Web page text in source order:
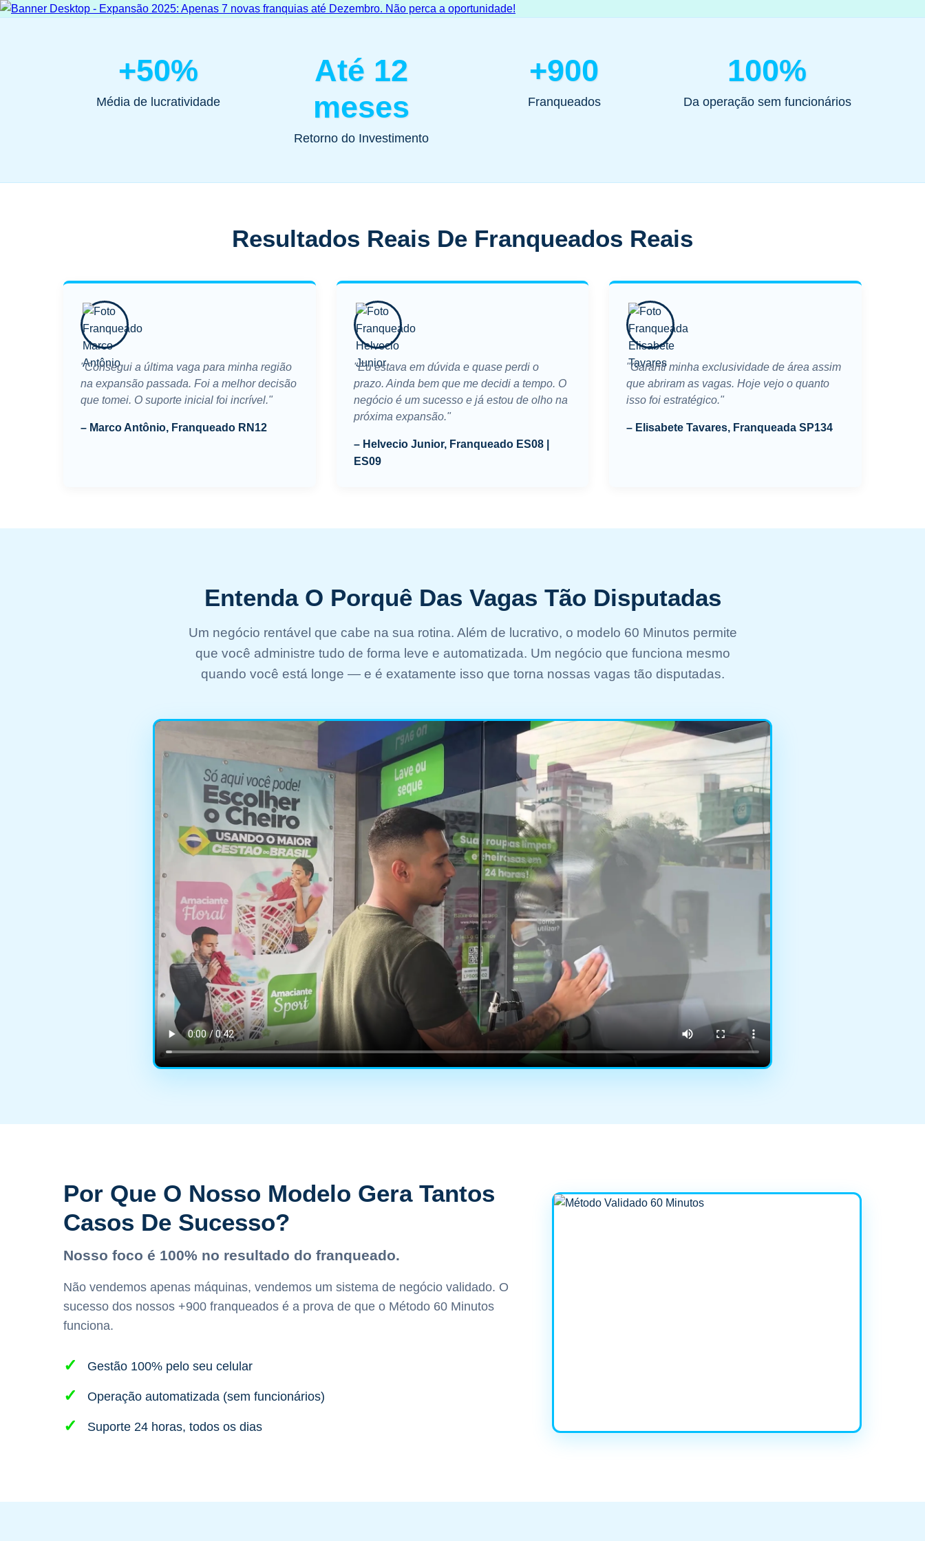
+50%
Média de lucratividade
Até 12
meses
Retorno do Investimento
+900
Franqueados
100%
Da operação sem funcionários
Resultados Reais De Franqueados Reais
"Consegui a última vaga para minha região
na expansão passada. Foi a melhor decisão
que tomei. O suporte inicial foi incrível."
– Marco Antônio, Franqueado RN12
"Eu estava em dúvida e quase perdi o
prazo. Ainda bem que me decidi a tempo. O
negócio é um sucesso e já estou de olho na
próxima expansão."
– Helvecio Junior, Franqueado ES08 |
ES09
"Garanti minha exclusividade de área assim
que abriram as vagas. Hoje vejo o quanto
isso foi estratégico."
– Elisabete Tavares, Franqueada SP134
Entenda O Porquê Das Vagas Tão Disputadas
Um negócio rentável que cabe na sua rotina. Além de lucrativo, o modelo 60 Minutos permite
que você administre tudo de forma leve e automatizada. Um negócio que funciona mesmo
quando você está longe — e é exatamente isso que torna nossas vagas tão disputadas.
Por Que O Nosso Modelo Gera Tantos
Casos De Sucesso?
Nosso foco é 100% no resultado do franqueado.
Não vendemos apenas máquinas, vendemos um sistema de negócio validado. O
sucesso dos nossos +900 franqueados é a prova de que o Método 60 Minutos
funciona.
Gestão 100% pelo seu celular
Operação automatizada (sem funcionários)
Suporte 24 horas, todos os dias